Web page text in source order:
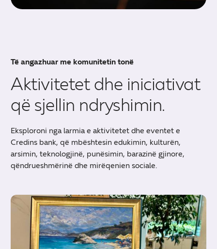
Të angazhuar me komunitetin tonë
Aktivitetet dhe iniciativat
që sjellin ndryshimin.
Eksploroni nga larmia e aktivitetet dhe eventet e
Credins bank, që mbështesin edukimin, kulturën,
arsimin, teknologjinë, punësimin, barazinë gjinore,
qëndrueshmërinë dhe mirëqenien sociale.